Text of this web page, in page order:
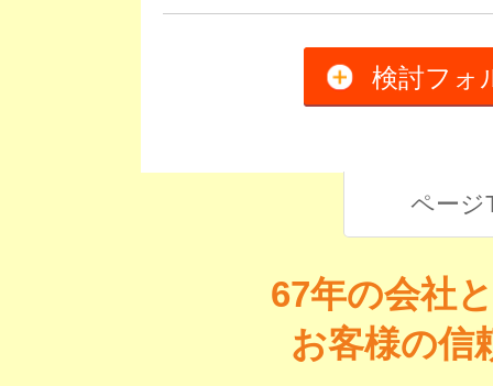
検討フォ
ページ
67年の会社
お客様の信